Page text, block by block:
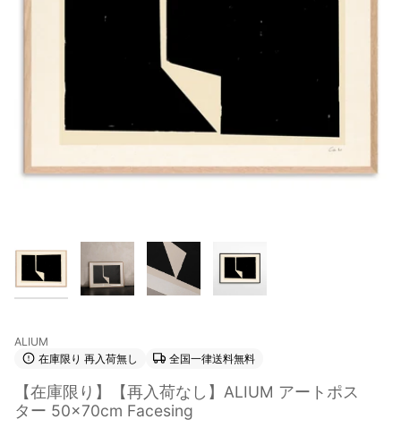
ALIUM
在庫限り 再入荷無し
全国一律送料無料
【在庫限り】【再入荷なし】ALIUM アートポス
ター 50×70cm Facesing